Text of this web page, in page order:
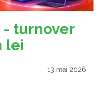
- turnover
lei
13 mai 2026